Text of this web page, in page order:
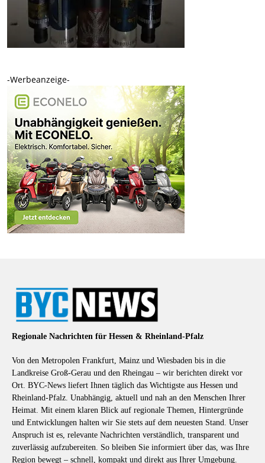
-Werbeanzeige-
Regionale Nachrichten für Hessen & Rheinland-Pfalz
Von den Metropolen Frankfurt, Mainz und Wiesbaden bis in die
Landkreise Groß-Gerau und den Rheingau – wir berichten direkt vor
Ort. BYC-News liefert Ihnen täglich das Wichtigste aus Hessen und
Rheinland-Pfalz. Unabhängig, aktuell und nah an den Menschen Ihrer
Heimat. Mit einem klaren Blick auf regionale Themen, Hintergründe
und Entwicklungen halten wir Sie stets auf dem neuesten Stand. Unser
Anspruch ist es, relevante Nachrichten verständlich, transparent und
zuverlässig aufzubereiten. So bleiben Sie informiert über das, was Ihre
Region bewegt – schnell, kompakt und direkt aus Ihrer Umgebung.